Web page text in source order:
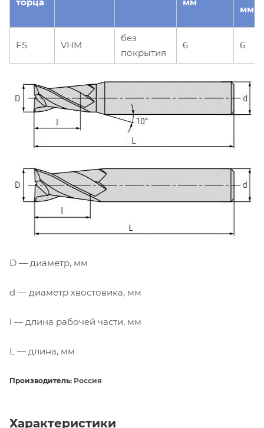
мм
FS VHM
без
покрытия
6 6
D — диаметр, мм
d — диаметр хвостовика, мм
l — длина рабочей части, мм
L — длина, мм
Производитель: Россия
Характеристики